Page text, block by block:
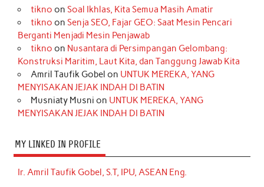
tikno on Soal Ikhlas, Kita Semua Masih Amatir
tikno on Senja SEO, Fajar GEO: Saat Mesin Pencari
Berganti Menjadi Mesin Penjawab
tikno on Nusantara di Persimpangan Gelombang:
Konstruksi Maritim, Laut Kita, dan Tanggung Jawab Kita
Amril Taufik Gobel on UNTUK MEREKA, YANG
MENYISAKAN JEJAK INDAH DI BATIN
Musniaty Musni on UNTUK MEREKA, YANG
MENYISAKAN JEJAK INDAH DI BATIN
MY LINKED IN PROFILE
Ir. Amril Taufik Gobel, S.T, IPU, ASEAN Eng.